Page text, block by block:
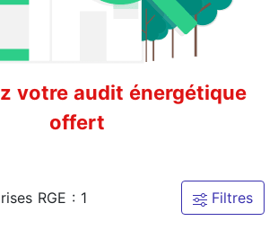
votre audit énergétique
offert
RGE : 1 Filtres